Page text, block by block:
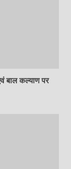
बाल कल्याण पर